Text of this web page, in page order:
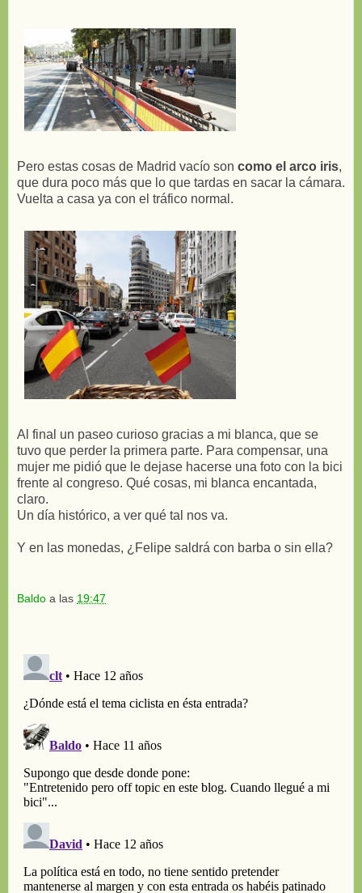
Pero estas cosas de Madrid vacío son como el arco iris,
que dura poco más que lo que tardas en sacar la cámara.
Vuelta a casa ya con el tráfico normal.
Al final un paseo curioso gracias a mi blanca, que se
tuvo que perder la primera parte. Para compensar, una
mujer me pidió que le dejase hacerse una foto con la bici
frente al congreso. Qué cosas, mi blanca encantada,
claro.
Un día histórico, a ver qué tal nos va.
Y en las monedas, ¿Felipe saldrá con barba o sin ella?
Baldo a las 19:47